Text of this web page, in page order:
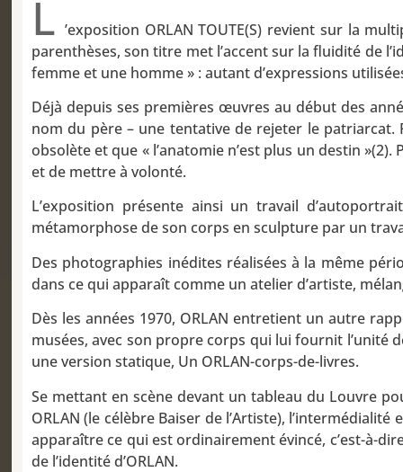
L ’exposition ORLAN TOUTE(S) revient sur la
parenthèses, son titre met l’accent sur la fluidité de
femme et une homme » : autant d’expressions
Déjà depuis ses premières œuvres au début des
nom du père – une tentative de rejeter le patriarcat.
obsolète et que « l’anatomie n’est plus un destin
et de mettre à volonté.
L’exposition présente ainsi un travail
métamorphose de son corps en sculpture par un
Des photographies inédites réalisées à la même
dans ce qui apparaît comme un atelier d’artiste,
Dès les années 1970, ORLAN entretient un autre
musées, avec son propre corps qui lui fournit l’unité
une version statique, Un ORLAN-corps-de-livres.
Se mettant en scène devant un tableau du Louvre
ORLAN (le célèbre Baiser de l’Artiste),
apparaître ce qui est ordinairement évincé, c’est-à-
de l’identité d’ORLAN.